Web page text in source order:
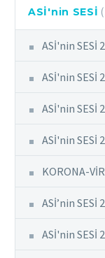
ASİ'nin SESİ
ASİ'nin SESİ
ASİ'nin SESİ
ASİ'nin SESİ
ASİ'nin SESİ
KORONA-
ASİ’nin SESİ
ASİ'nin SESİ